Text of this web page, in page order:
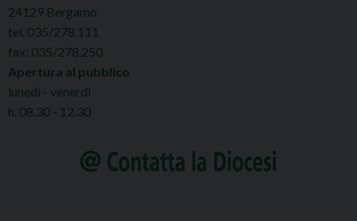
24129 Bergamo
tel. 035/278.111
fax: 035/278.250
Apertura al pubblico
lunedì - venerdì
h. 08.30 - 12.30